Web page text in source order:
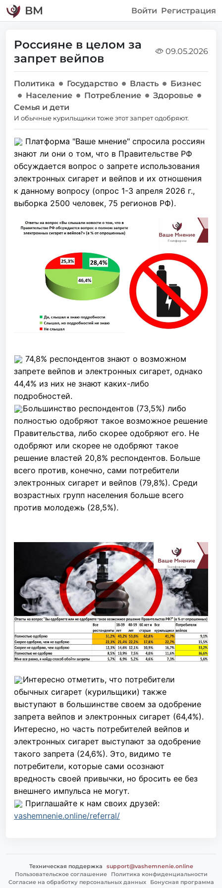
ВМ Войти Регистрация
Россияне в целом за
запрет вейпов
09.05.2026
Политика Государство Власть
Бизнес
Население
Потребление
Здоровье
Семья и дети
И обычные курильщики тоже этот запрет одобряют.
Платформа "Ваше мнение" спросила россиян
знают ли они о том, что в Правительстве РФ
обсуждается вопрос о запрете использования
электронных сигарет и вейпов и их отношения
к данному вопросу (опрос 1-3 апреля 2026 г.,
выборка 2500 человек, 75 регионов РФ).
74,8% респондентов знают о возможном
запрете вейпов и электронных сигарет, однако
44,4% из них не знают каких-либо
подробностей.
Большинство респондентов (73,5%) либо
полностью одобряют такое возможное решение
Правительства, либо скорее одобряют его. Не
одобряют или скорее не одобряют такое
решение властей 20,8% респондентов. Больше
всего против, конечно, сами потребители
электронных сигарет и вейпов (79,8%). Среди
возрастных групп населения больше всего
против молодежь (28,5%).
Интересно отметить, что потребители
обычных сигарет (курильщики) также
выступают в большинстве своем за одобрение
запрета вейпов и электронных сигарет (64,4%).
Интересно, но часть потребителей вейпов и
электронных сигарет выступают за одобрение
такого запрета (24,6%). Это, видимо те
потребители, которые сами осознают
вредность своей привычки, но бросить ее без
внешнего импульса не могут.
Приглашайте к нам своих друзей:
vashemnenie.online/referral/
Техническая поддержка
support@vashemnenie.online
Пользовательское соглашение
Политика конфиденциальности
Согласие на обработку персональных данных
Бонусная программа